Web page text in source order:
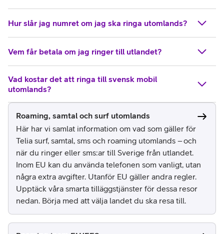
Hur slår jag numret om jag ska ringa utomlands?
Vem får betala om jag ringer till utlandet?
Vad kostar det att ringa till svensk mobil
utomlands?
Roaming, samtal och surf utomlands
Här har vi samlat information om vad som gäller för
Telia surf, samtal, sms och roaming utomlands – och
när du ringer eller sms:ar till Sverige från utlandet.
Inom EU kan du använda telefonen som vanligt, utan
några extra avgifter. Utanför EU gäller andra regler.
Upptäck våra smarta tilläggstjänster för dessa resor
nedan. Börja med att välja landet du ska resa till.